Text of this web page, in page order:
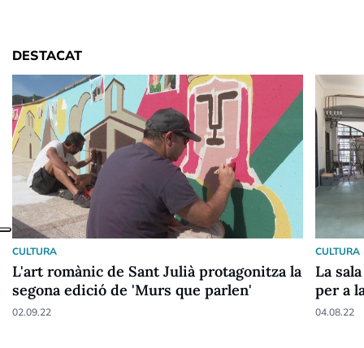
DESTACAT
CULTURA
L'art romànic de Sant Julià protagonitza la
segona edició de 'Murs que parlen'
02.09.22
CULTURA
La
per a
04.08.22